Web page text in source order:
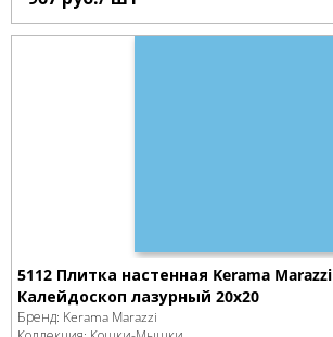
5112 Плитка настенная Kerama Marazzi
Калейдоскоп лазурный 20x20
Бренд: Kerama Marazzi